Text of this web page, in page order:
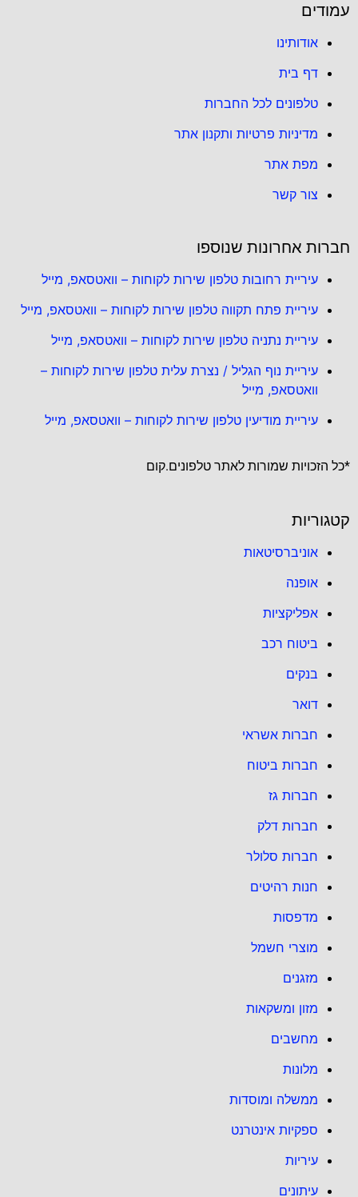
עמודים
אודותינו
דף בית
טלפונים לכל החברות
מדיניות פרטיות ותקנון אתר
מפת אתר
צור קשר
חברות אחרונות שנוספו
עיריית רחובות טלפון שירות לקוחות – וואטסאפ, מייל
עיריית פתח תקווה טלפון שירות לקוחות – וואטסאפ, מייל
עיריית נתניה טלפון שירות לקוחות – וואטסאפ, מייל
עיריית נוף הגליל / נצרת עלית טלפון שירות לקוחות –
וואטסאפ, מייל
עיריית מודיעין טלפון שירות לקוחות – וואטסאפ, מייל
*כל הזכויות שמורות לאתר טלפונים.קום
קטגוריות
אוניברסיטאות
אופנה
אפליקציות
ביטוח רכב
בנקים
דואר
חברות אשראי
חברות ביטוח
חברות גז
חברות דלק
חברות סלולר
חנות רהיטים
מדפסות
מוצרי חשמל
מזגנים
מזון ומשקאות
מחשבים
מלונות
ממשלה ומוסדות
ספקיות אינטרנט
עיריות
עיתונים